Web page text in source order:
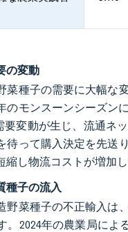
の変動
菜種子の需要に大幅な
のモンスーンシーズ
要変動が生じ、流通ネ
待って購入決定を先送
し物流コストが増加し
種子の流入
野菜種子の不正輸入は
。2024年の農業局によ